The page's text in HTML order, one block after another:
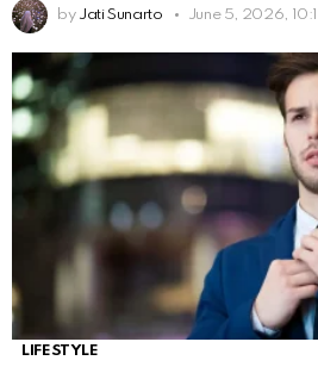
by Jati Sunarto June 5, 2026,
LIFESTYLE